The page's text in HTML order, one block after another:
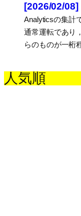
[2026/02/08]
Analyticsの集計
通常運転であり
らのものが一桁
人気順